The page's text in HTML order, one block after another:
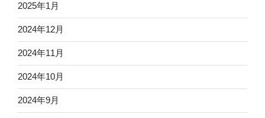
2025年1月
2024年12月
2024年11月
2024年10月
2024年9月